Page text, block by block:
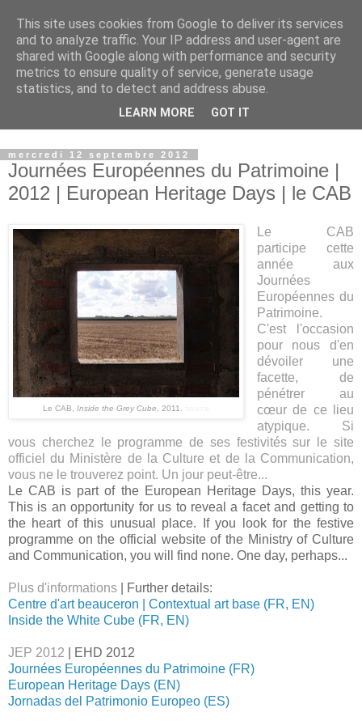
Observatoire du Land Art
Lieu d'archivage, de recherche et de transmission du Land
Art...................... place for archiving, researching and
transmitting Land Art
mercredi 12 septembre 2012
Journées Européennes du Patrimoine |
2012 | European Heritage Days | le CAB
Le CAB, Inside the Grey Cube , 2011.
Le CAB
participe cette
année aux
Journées
Européennes du
Patrimoine.
C'est l'occasion
pour nous d'en
dévoiler une
facette, de
pénétrer au
cœur de ce lieu
atypique. Si
vous cherchez le programme de ses festivités sur le site
officiel du Ministère de la Culture et de la Communication,
vous ne le trouverez point. Un jour peut-être...
Le CAB is part of the European Heritage Days, this year.
This is an opportunity for us to reveal a facet and getting to
the heart of this unusual place. If you look for the festive
programme on the official website of the Ministry of Culture
and Communication, you will find none. One day, perhaps...
Plus d'informations
| Further details:
Centre d'art beauceron | Contextual art base (FR, EN)
Inside the White Cube (FR, EN)
JEP 2012
| EHD 2012
Journées Européennes du Patrimoine (FR)
European Heritage Days (EN)
Jornadas del Patrimonio Europeo (ES)
This site uses cookies from Google to deliver its services
and to analyze traffic. Your IP address and user-agent are
shared with Google along with performance and security
metrics to ensure quality of service, generate usage
statistics, and to detect and address abuse.
LEARN MORE GOT IT